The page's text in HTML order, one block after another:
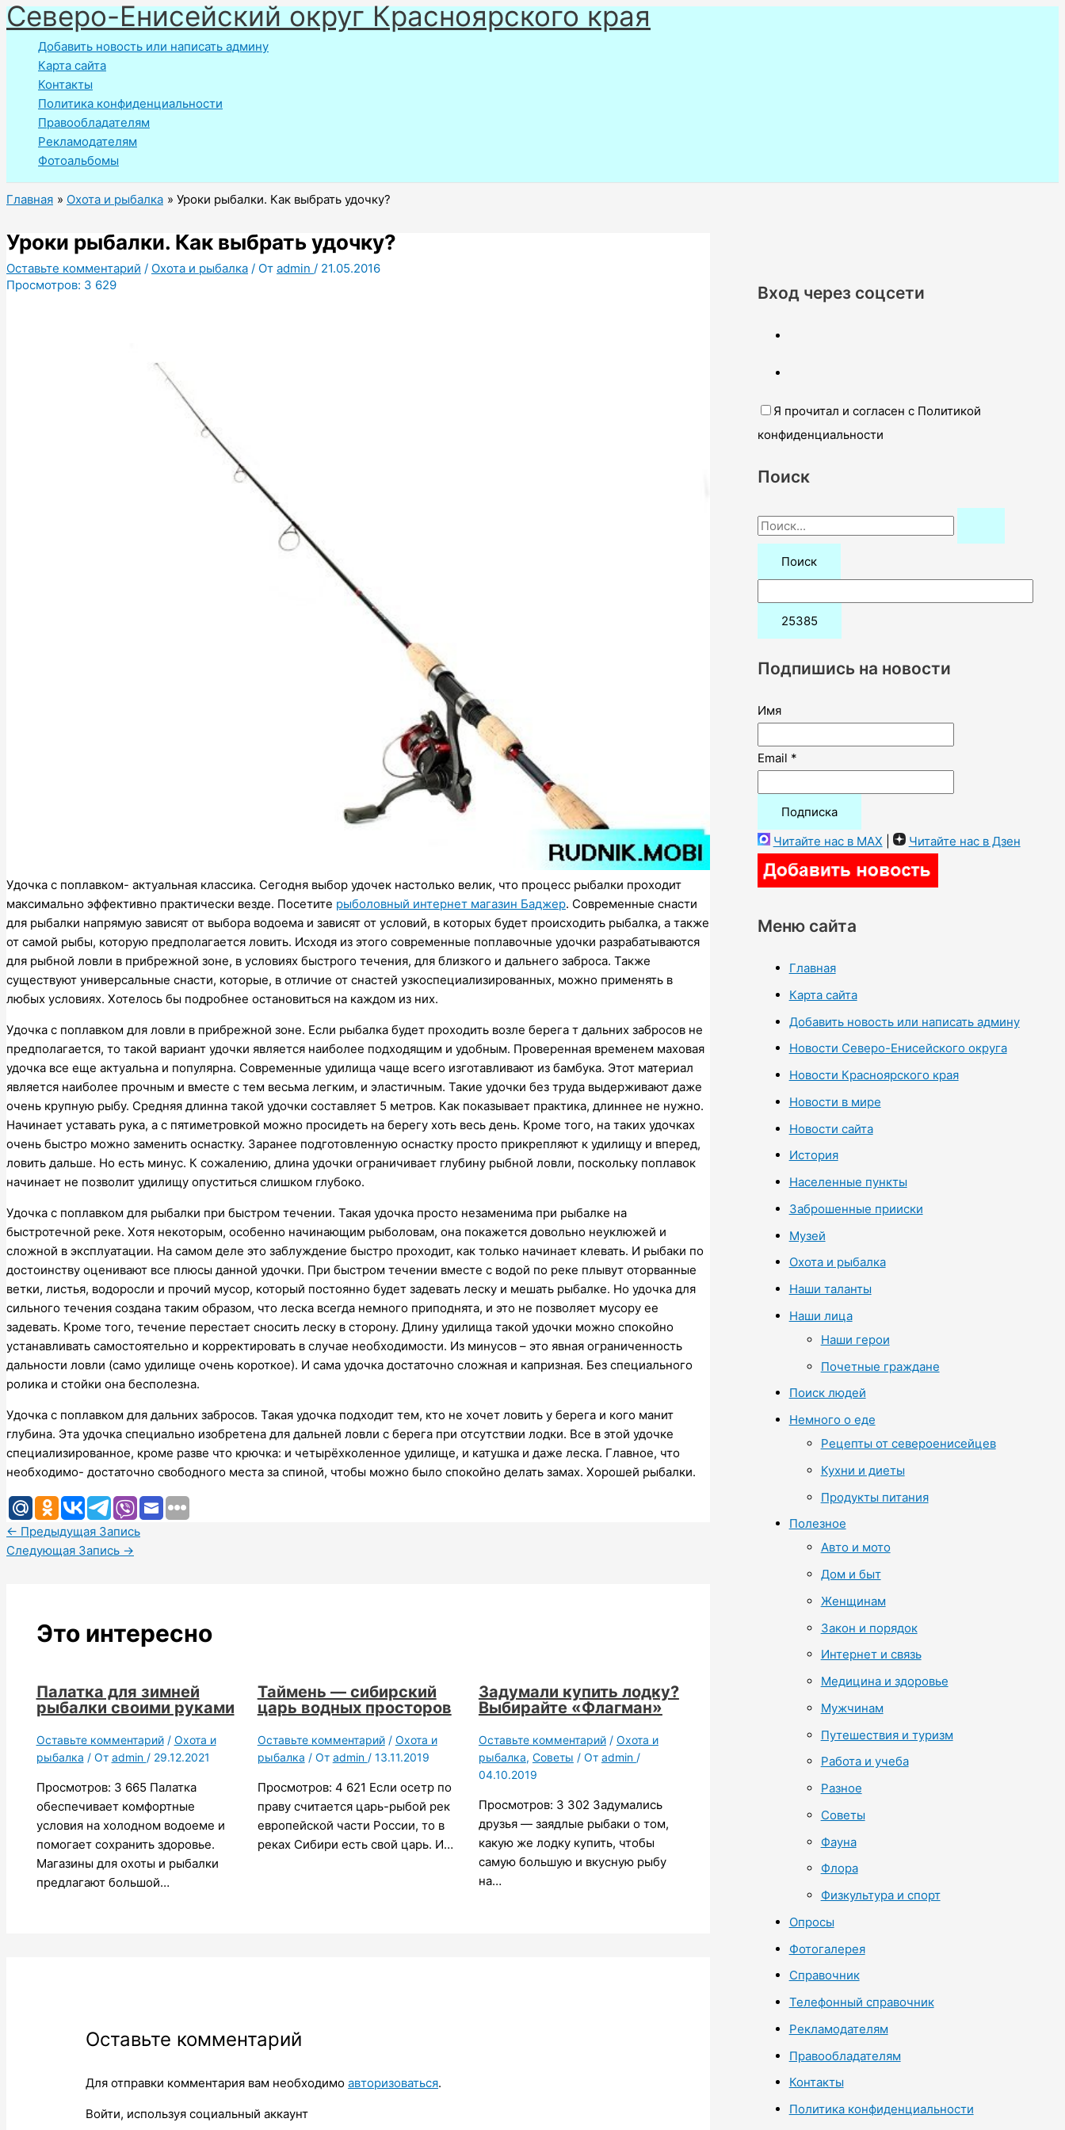
Перейти
к
содержимому
Северо-Енисейский округ Красноярского края
Добавить новость или написать админу
Карта сайта
Контакты
Политика конфиденциальности
Правообладателям
Рекламодателям
Фотоальбомы
Главная Охота и рыбалка Уроки рыбалки. Как выбрать удочку?
Уроки рыбалки. Как выбрать удочку?
Оставьте комментарий / Охота и рыбалка / От admin / 21.05.2016
Просмотров: 3 629
Удочка с поплавком- актуальная классика. Сегодня выбор удочек настолько велик, что процесс рыбалки проходит
максимально эффективно практически везде. Посетите рыболовный интернет магазин Баджер. Современные снасти
для рыбалки напрямую зависят от выбора водоема и зависят от условий, в которых будет происходить рыбалка, а также
от самой рыбы, которую предполагается ловить. Исходя из этого современные поплавочные удочки разрабатываются
для рыбной ловли в прибрежной зоне, в условиях быстрого течения, для близкого и дальнего заброса. Также
существуют универсальные снасти, которые, в отличие от снастей узкоспециализированных, можно применять в
любых условиях. Хотелось бы подробнее остановиться на каждом из них.
Удочка с поплавком для ловли в прибрежной зоне. Если рыбалка будет проходить возле берега т дальних забросов не
предполагается, то такой вариант удочки является наиболее подходящим и удобным. Проверенная временем маховая
удочка все еще актуальна и популярна. Современные удилища чаще всего изготавливают из бамбука. Этот материал
является наиболее прочным и вместе с тем весьма легким, и эластичным. Такие удочки без труда выдерживают даже
очень крупную рыбу. Средняя длинна такой удочки составляет 5 метров. Как показывает практика, длиннее не нужно.
Начинает уставать рука, а с пятиметровкой можно просидеть на берегу хоть весь день. Кроме того, на таких удочках
очень быстро можно заменить оснастку. Заранее подготовленную оснастку просто прикрепляют к удилищу и вперед,
ловить дальше. Но есть минус. К сожалению, длина удочки ограничивает глубину рыбной ловли, поскольку поплавок
начинает не позволит удилищу опуститься слишком глубоко.
Удочка с поплавком для рыбалки при быстром течении. Такая удочка просто незаменима при рыбалке на
быстротечной реке. Хотя некоторым, особенно начинающим рыболовам, она покажется довольно неуклюжей и
сложной в эксплуатации. На самом деле это заблуждение быстро проходит, как только начинает клевать. И рыбаки по
достоинству оценивают все плюсы данной удочки. При быстром течении вместе с водой по реке плывут оторванные
ветки, листья, водоросли и прочий мусор, который постоянно будет задевать леску и мешать рыбалке. Но удочка для
сильного течения создана таким образом, что леска всегда немного приподнята, и это не позволяет мусору ее
задевать. Кроме того, течение перестает сносить леску в сторону. Длину удилища такой удочки можно спокойно
устанавливать самостоятельно и корректировать в случае необходимости. Из минусов – это явная ограниченность
дальности ловли (само удилище очень короткое). И сама удочка достаточно сложная и капризная. Без специального
ролика и стойки она бесполезна.
Удочка с поплавком для дальних забросов. Такая удочка подходит тем, кто не хочет ловить у берега и кого манит
глубина. Эта удочка специально изобретена для дальней ловли с берега при отсутствии лодки. Все в этой удочке
специализированное, кроме разве что крючка: и четырёхколенное удилище, и катушка и даже леска. Главное, что
необходимо- достаточно свободного места за спиной, чтобы можно было спокойно делать замах. Хорошей рыбалки.
← Предыдущая Запись
Следующая Запись →
Это интересно
Палатка для зимней
рыбалки своими руками
Оставьте комментарий / Охота и
рыбалка / От admin / 29.12.2021
Просмотров: 3 665 Палатка
обеспечивает комфортные
условия на холодном водоеме и
помогает сохранить здоровье.
Магазины для охоты и рыбалки
предлагают большой…
Таймень — сибирский
царь водных просторов
Оставьте комментарий / Охота и
рыбалка / От admin / 13.11.2019
Просмотров: 4 621 Если осетр по
праву считается царь-рыбой рек
европейской части России, то в
реках Сибири есть свой царь. И…
Задумали купить лодку?
Выбирайте «Флагман»
Оставьте комментарий / Охота и
рыбалка, Советы / От admin /
04.10.2019
Просмотров: 3 302 Задумались
друзья — заядлые рыбаки о том,
какую же лодку купить, чтобы
самую большую и вкусную рыбу
на…
Оставьте комментарий
Для отправки комментария вам необходимоавторизоваться.
Войти, используя социальный аккаунт
Вход через соцсети
Я прочитал и согласен с Политикой
конфиденциальности
Поиск
П
о
:
Подпишись на новости
Имя
Email *
Читайте нас в MAX Читайте нас в Дзен
Меню сайта
Главная
Карта сайта
Добавить новость или написать админу
Новости Северо-Енисейского округа
Новости Красноярского края
Новости в мире
Новости сайта
История
Населенные пункты
Заброшенные прииски
Музей
Охота и рыбалка
Наши таланты
Наши лица
Наши герои
Почетные граждане
Поиск людей
Немного о еде
Рецепты от североенисейцев
Кухни и диеты
Продукты питания
Полезное
Авто и мото
Дом и быт
Женщинам
Закон и порядок
Интернет и связь
Медицина и здоровье
Мужчинам
Путешествия и туризм
Работа и учеба
Разное
Советы
Фауна
Флора
Физкультура и спорт
Опросы
Фотогалерея
Справочник
Телефонный справочник
Рекламодателям
Правообладателям
Контакты
Политика конфиденциальности